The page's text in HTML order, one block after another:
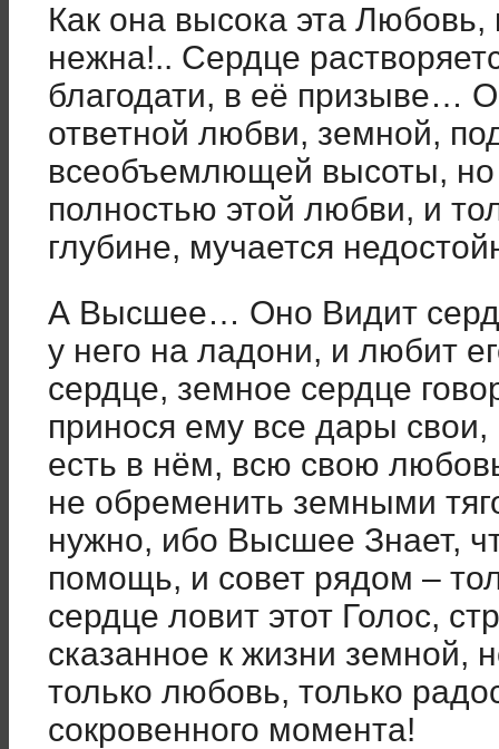
Как она высока эта Любовь,
нежна!.. Сердце
благодати, в её призыве…
ответной любви, земной,
всеобъемлющей высоты, но
полностью этой любви, и
глубине, мучается
А Высшее… Оно Видит
у него на ладони, и любит
сердце, земное сердце
принося ему все дары свои,
есть в нём, всю свою
не обременить земными
нужно, ибо Высшее Знает,
помощь, и совет рядом –
сердце ловит этот Голос,
сказанное к жизни земной,
только любовь, только
сокровенного момента!